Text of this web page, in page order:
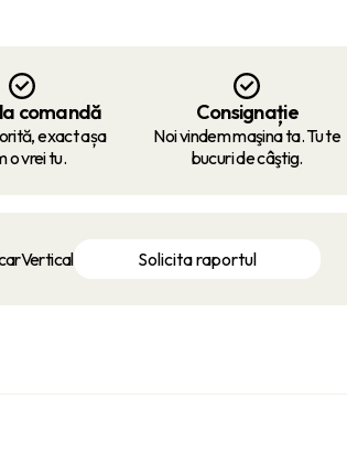
comandă
exact așa
o vrei tu.
Consignație
Noi vindem maşina ta. Tu te
bucuri de câştig.
Solicita raportul